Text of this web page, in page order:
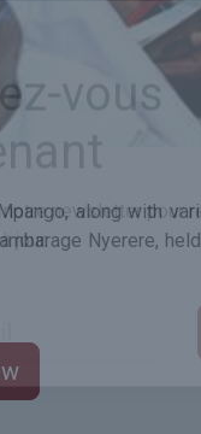
along with
Nyerere,
vous